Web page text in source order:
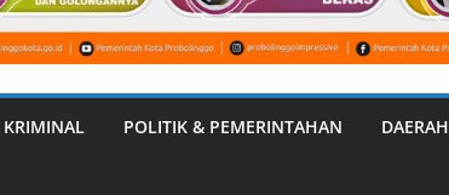
POLITIK & PEMERINTAHAN DAERAH